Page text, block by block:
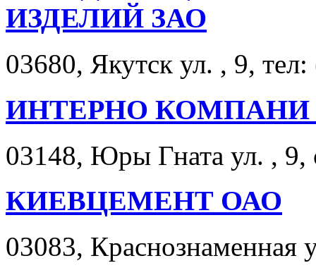
ИЗДЕЛИЙ ЗАО
03680, Якутск ул. , 9, тел:
ИНТЕРНО
03148, Юры Гната ул. , 9,
КИЕВЦЕМЕНТ ОАО
03083, Краснознаменная